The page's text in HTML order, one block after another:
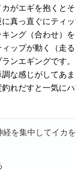
がエギを抱くと
真っ直ぐにティ
ング（合わせ）
ップが動く（走
ンエギングです
な感じがしてあ
れだすと一気に
経を集中してイカ